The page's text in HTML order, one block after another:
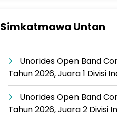
Simkatmawa Untan
Unorides Open Band
Tahun 2026, Juara 1 Divisi
Unorides Open Band
Tahun 2026, Juara 2 Divisi